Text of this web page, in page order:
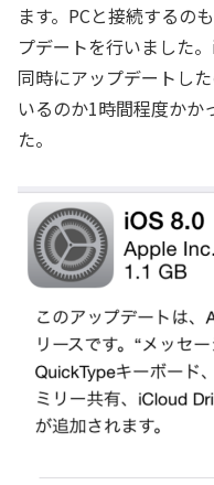
ます。PCと接続するの
プデートを行いました
同時にアップデートし
いるのか1時間程度かか
た。